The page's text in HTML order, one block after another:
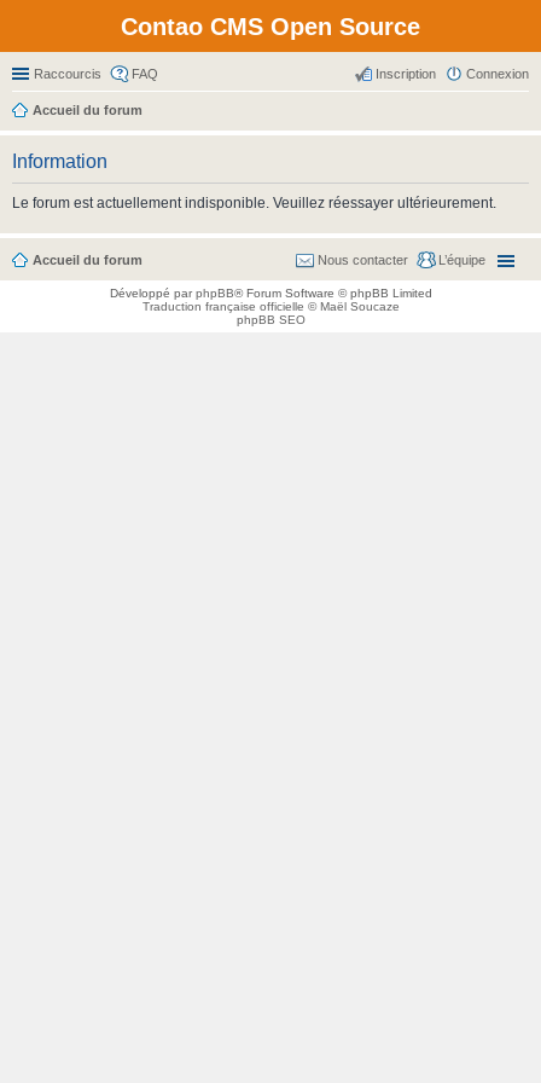
Contao CMS Open Source
Raccourcis FAQ Connexion
Inscription
Accueil du forum
Information
Le forum est actuellement indisponible. Veuillez réessayer ultérieurement.
Accueil du forum L’équipe
Nous contacter
Développé parphpBB® Forum Software © phpBB Limited
Traduction française officielle ©Maël Soucaze
phpBB SEO